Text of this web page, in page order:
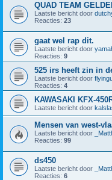
QUAD TEAM
Laatste bericht door
Reacties: 23
gaat wel rap dit.
Laatste bericht door
Reacties: 9
525 irs heeft zin in
Laatste bericht door
Reacties: 4
KAWASAKI KFX-
Laatste bericht door
Mensen van west-
Laatste bericht door
Reacties: 99
ds450
Laatste bericht door
Reacties: 6